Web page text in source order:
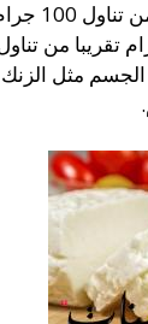
مثل الزنك